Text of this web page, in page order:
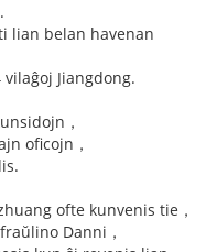
lian belan havenan
Jiangdong.
，
oficojn，
ofte kunvenis tie，
Danni，